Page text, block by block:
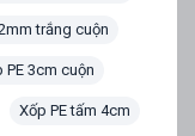
trắng cuộn
PE 3cm cuộn
Xốp PE tấm 4cm